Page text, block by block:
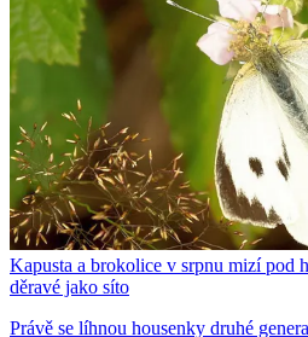
Kapusta a brokolice v srpnu mizí pod
děravé jako síto
Právě se líhnou housenky druhé